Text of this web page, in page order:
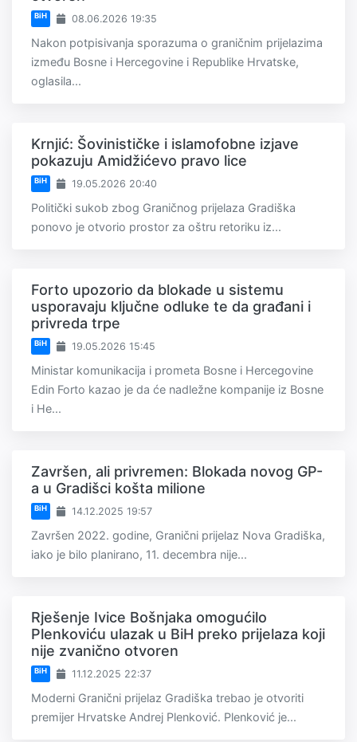
BiH 08.06.2026 19:35
Nakon potpisivanja sporazuma o graničnim prijelazima
između Bosne i Hercegovine i Republike Hrvatske,
oglasila...
Krnjić: Šovinističke i islamofobne izjave
pokazuju Amidžićevo pravo lice
BiH 19.05.2026 20:40
Politički sukob zbog Graničnog prijelaza Gradiška
ponovo je otvorio prostor za oštru retoriku iz...
Forto upozorio da blokade u sistemu
usporavaju ključne odluke te da građani i
privreda trpe
BiH 19.05.2026 15:45
Ministar komunikacija i prometa Bosne i Hercegovine
Edin Forto kazao je da će nadležne kompanije iz Bosne
i He...
Završen, ali privremen: Blokada novog GP-
a u Gradišci košta milione
BiH 14.12.2025 19:57
Završen 2022. godine, Granični prijelaz Nova Gradiška,
iako je bilo planirano, 11. decembra nije...
Rješenje Ivice Bošnjaka omogućilo
Plenkoviću ulazak u BiH preko prijelaza koji
nije zvanično otvoren
BiH 11.12.2025 22:37
Moderni Granični prijelaz Gradiška trebao je otvoriti
premijer Hrvatske Andrej Plenković. Plenković je...